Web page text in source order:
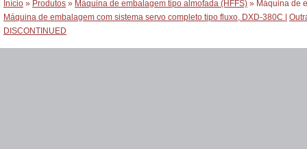
Início » Produtos » Máquina de embalagem tipo almofada (HFFS) » Máquina de
Máquina de embalagem com sistema servo completo tipo fluxo, DXD-380C
DISCONTINUED